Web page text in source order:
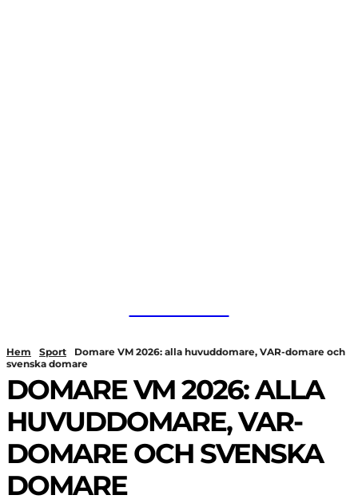
Hem Sport
Domare VM 2026: alla huvuddomare, VAR-domare och
svenska domare
DOMARE VM 2026: ALLA
HUVUDDOMARE, VAR-
DOMARE OCH SVENSKA
DOMARE